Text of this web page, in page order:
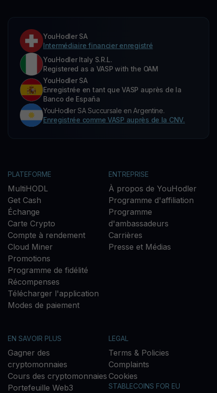
YouHodler SA
Intermédiaire financier enregistré
YouHodler Italy S.R.L.
Registered as a VASP with the OAM
YouHodler SA
Enregistrée en tant que VASP auprès de la
Banco de España
YouHodler SA Succursale en Argentine.
Enregistrée comme VASP auprès de la CNV.
PLATEFORME
MultiHODL
Get Cash
Échange
Carte Crypto
Compte à rendement
Cloud Miner
Promotions
Programme de fidélité
Récompenses
Télécharger l'application
Modes de paiement
ENTREPRISE
À propos de YouHodler
Programme d'affiliation
Programme
d'ambassadeurs
Carrières
Presse et Médias
EN SAVOIR PLUS
Gagner des
cryptomonnaies
Cours des cryptomonnaies
Portefeuille Web3
LEGAL
Terms & Policies
Complaints
Cookies
STABLECOINS FOR EU